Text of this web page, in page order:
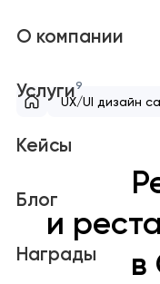
О компании
Услуги9
Кейсы
Блог
Награды
и
в